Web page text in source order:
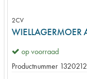
2CV
op voorraad
Productnummer 1320212